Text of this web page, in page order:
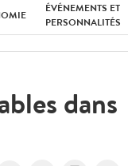
ÉVÉNEMENTS ET
PERSONNALITÉS
dans